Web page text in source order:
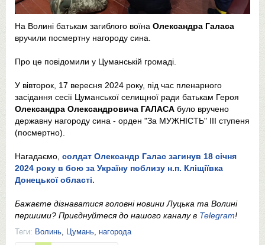
На Волині батькам загиблого воїна Олександра Галаса
вручили посмертну нагороду сина.
Про це повідомили у Цуманській громаді.
У вівторок, 17 вересня 2024 року, під час пленарного
засідання сесії Цуманської селищної ради батькам Героя
Олександра Олександровича ГАЛАСА було вручено
державну нагороду сина - орден "За МУЖНІСТЬ" ІІІ ступеня
(посмертно).
Нагадаємо, солдат Олександр Галас загинув 18 січня
2024 року в бою за Україну поблизу н.п. Кліщіївка
Донецької області.
Бажаєте дізнаватися головні новини Луцька та Волині
першими? Приєднуйтеся до нашого каналу в Telegram!
Теги: Волинь Цумань нагорода